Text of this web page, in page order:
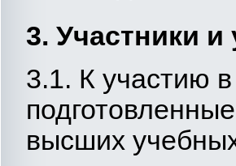
3. Участники
3.1. К участию
высших